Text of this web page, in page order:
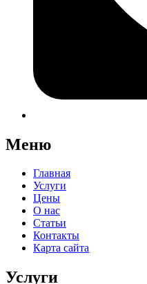
Меню
Главная
Услуги
Цены
О нас
Статьи
Контакты
Карта сайта
Услуги